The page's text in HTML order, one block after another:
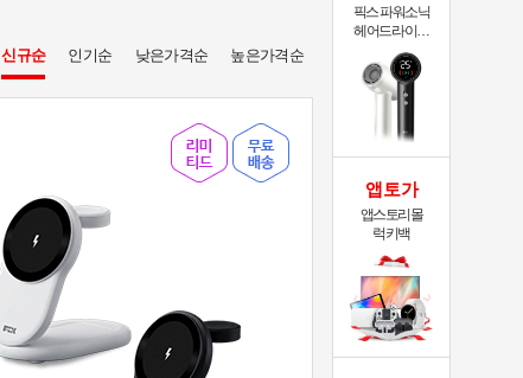
신규순 인기순 낮은가격순 높은가격순
픽스 파워소닉
헤어드라이기
XHS-702
앱토가
앱스토리몰
럭키백